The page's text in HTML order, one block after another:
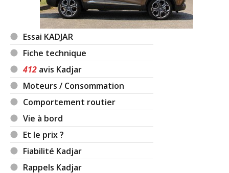
Essai KADJAR
Fiche technique
412 avis Kadjar
Moteurs / Consommation
Comportement routier
Vie à bord
Et le prix ?
Fiabilité Kadjar
Rappels Kadjar